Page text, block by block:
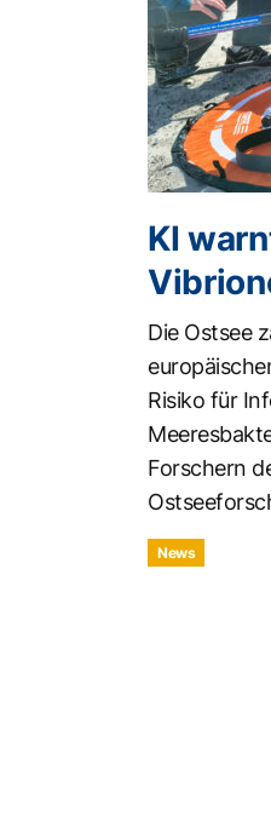
KI
Die Ostsee
Risiko für
Forschern
News